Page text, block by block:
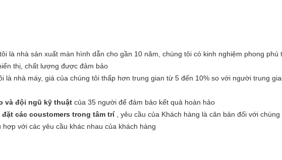
là nhà sản xuất màn hình dẫn cho gần 10 năm, chúng tôi có kinh nghiệm phong phú
thị, chất lượng được đảm bảo
là nhà máy, giá của chúng tôi thấp hơn trung gian từ 5 đến 10% so với người trung
và đội ngũ kỹ thuật của 35 người để đảm bảo kết quả hoàn hảo
các coustomers trong tâm trí, yêu cầu của Khách hàng là căn bản đối với
với các yêu cầu khác nhau của khách hàng